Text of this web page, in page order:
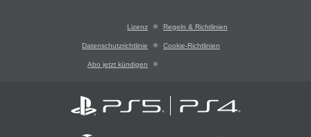
Lizenz Regeln & Richtlinien
Datenschutzrichtlinie Cookie-Richtlinien
Abo jetzt kündigen